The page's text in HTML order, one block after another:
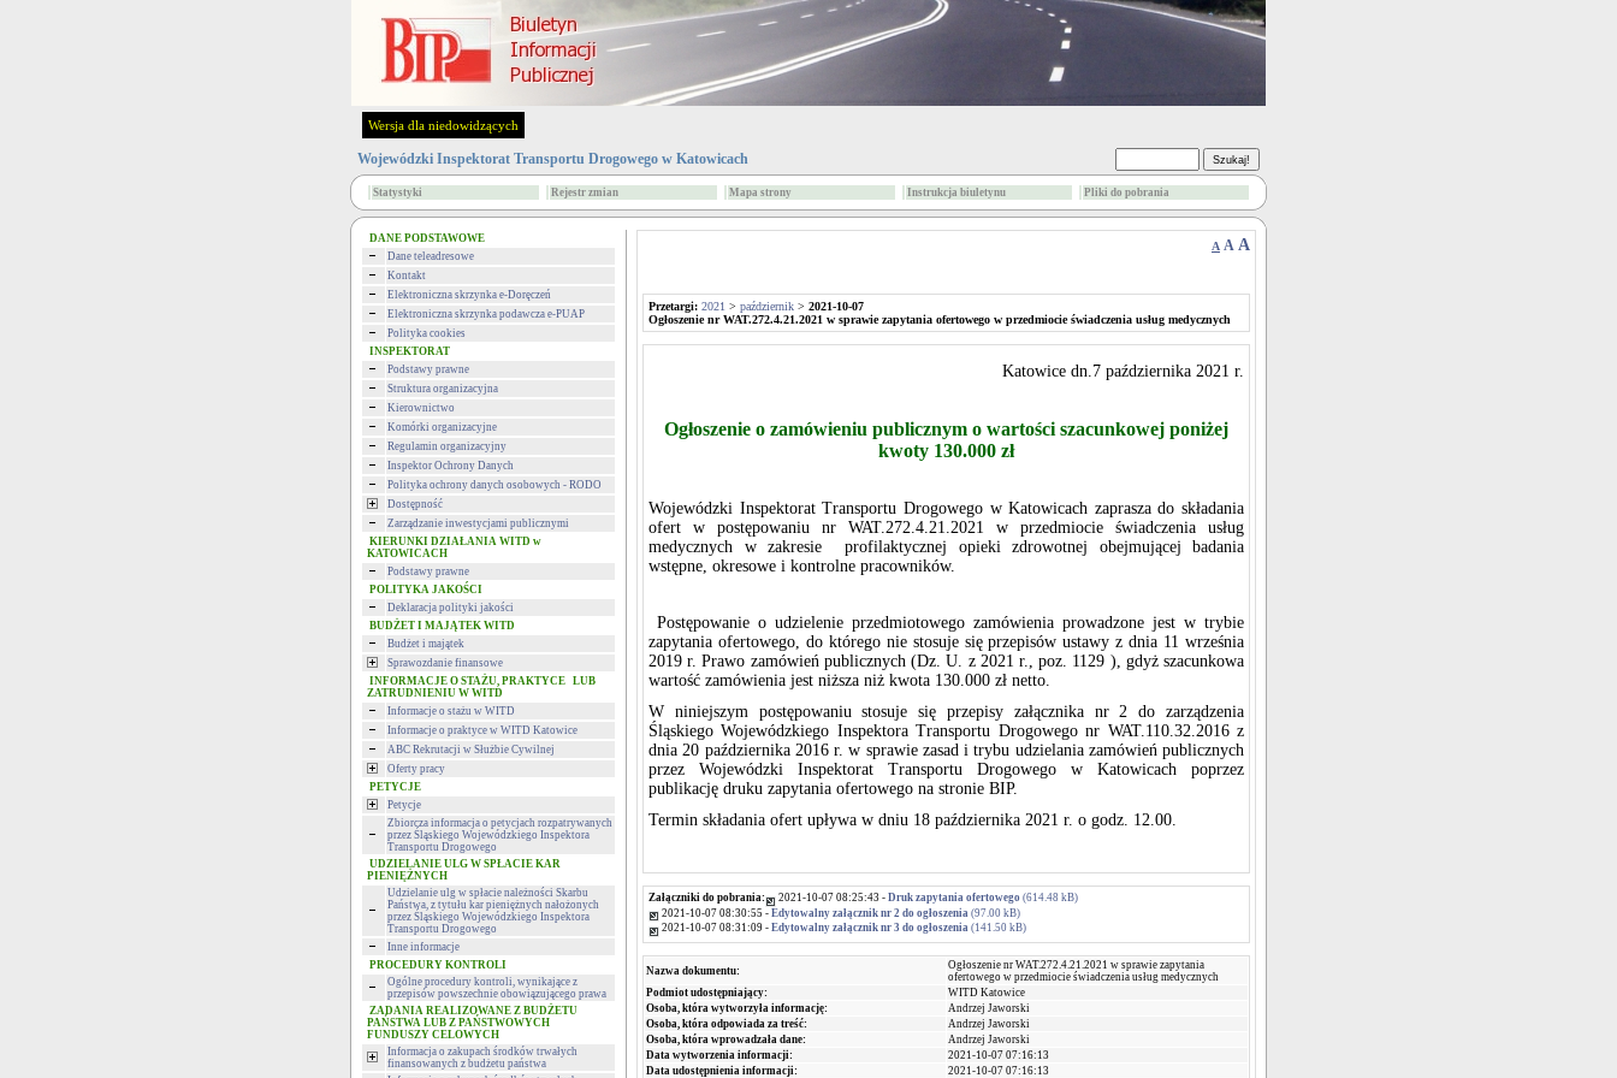
Wersja dla niedowidzących
Wojewódzki Inspektorat Transportu Drogowego w Katowicach
Statystyki Rejestr zmian Mapa strony Instrukcja biuletynu Pliki do pobrania
DANE PODSTAWOWE
Dane teleadresowe
Kontakt
Elektroniczna skrzynka e-Doręczeń
Elektroniczna skrzynka podawcza e-PUAP
Polityka cookies
INSPEKTORAT
Podstawy prawne
Struktura organizacyjna
Kierownictwo
Komórki organizacyjne
Regulamin organizacyjny
Inspektor Ochrony Danych
Polityka ochrony danych osobowych - RODO
Dostępność
Zarządzanie inwestycjami publicznymi
KIERUNKI DZIAŁANIA WITD w
KATOWICACH
Podstawy prawne
POLITYKA JAKOŚCI
Deklaracja polityki jakości
BUDŻET I MAJĄTEK WITD
Budżet i majątek
Sprawozdanie finansowe
INFORMACJE O STAŻU, PRAKTYCE LUB
ZATRUDNIENIU W WITD
Informacje o stażu w WITD
Informacje o praktyce w WITD Katowice
ABC Rekrutacji w Służbie Cywilnej
Oferty pracy
PETYCJE
Petycje
Zbiorcza informacja o petycjach rozpatrywanych
przez Śląskiego Wojewódzkiego Inspektora
Transportu Drogowego
UDZIELANIE ULG W SPŁACIE KAR
PIENIĘŻNYCH
Udzielanie ulg w spłacie należności Skarbu
Państwa, z tytułu kar pieniężnych nałożonych
przez Śląskiego Wojewódzkiego Inspektora
Transportu Drogowego
Inne informacje
PROCEDURY KONTROLI
Ogólne procedury kontroli, wynikające z
przepisów powszechnie obowiązującego prawa
ZADANIA REALIZOWANE Z BUDŻETU
PAŃSTWA LUB Z PAŃSTWOWYCH
FUNDUSZY CELOWYCH
Informacja o zakupach środków trwałych
finansowanych z budżetu państwa
A A A
Przetargi: 2021 > październik > 2021-10-07
Ogłoszenie nr WAT.272.4.21.2021 w sprawie zapytania ofertowego w przedmiocie świadczenia usług medycznych
Katowice dn.7 października 2021 r.
Ogłoszenie o zamówieniu publicznym o wartości szacunkowej poniżej
kwoty 130.000 zł
Wojewódzki Inspektorat Transportu Drogowego w Katowicach zaprasza do składania
ofert w postępowaniu nr WAT.272.4.21.2021 w przedmiocie świadczenia usług
medycznych w zakresie profilaktycznej opieki zdrowotnej obejmującej badania
wstępne, okresowe i kontrolne pracowników.
Postępowanie o udzielenie przedmiotowego zamówienia prowadzone jest w trybie
zapytania ofertowego, do którego nie stosuje się przepisów ustawy z dnia 11 września
2019 r. Prawo zamówień publicznych (Dz. U. z 2021 r., poz. 1129 ), gdyż szacunkowa
wartość zamówienia jest niższa niż kwota 130.000 zł netto.
W niniejszym postępowaniu stosuje się przepisy załącznika nr 2 do zarządzenia
Śląskiego Wojewódzkiego Inspektora Transportu Drogowego nr WAT.110.32.2016 z
dnia 20 października 2016 r. w sprawie zasad i trybu udzielania zamówień publicznych
przez Wojewódzki Inspektorat Transportu Drogowego w Katowicach poprzez
publikację druku zapytania ofertowego na stronie BIP.
Termin składania ofert upływa w dniu 18 października 2021 r. o godz. 12.00.
Załączniki do pobrania: 2021-10-07 08:25:43 - Druk zapytania ofertowego (614.48 kB)
2021-10-07 08:30:55 - Edytowalny załącznik nr 2 do ogłoszenia (97.00 kB)
2021-10-07 08:31:09 - Edytowalny załącznik nr 3 do ogłoszenia (141.50 kB)
Nazwa dokumentu:
Ogłoszenie nr WAT.272.4.21.2021 w sprawie zapytania
ofertowego w przedmiocie świadczenia usług medycznych
Podmiot udostępniający:
WITD Katowice
Osoba, która wytworzyła informację:
Andrzej Jaworski
Osoba, która odpowiada za treść:
Andrzej Jaworski
Osoba, która wprowadzała dane:
Andrzej Jaworski
Data wytworzenia informacji:
2021-10-07 07:16:13
Data udostępnienia informacji:
2021-10-07 07:16:13